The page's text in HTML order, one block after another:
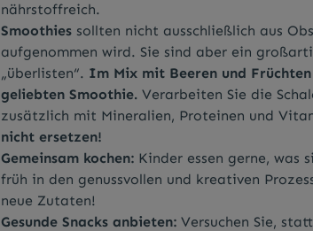
nährstoffreich.
Smoothiessollten nicht ausschließlich aus
aufgenommen wird. Sie sind aber ein
„überlisten“. Im Mix mit Beeren und Früchten
geliebten Smoothie.Verarbeiten Sie die
zusätzlich mit Mineralien, Proteinen und
nicht ersetzen!
Gemeinsam kochen:Kinder essen gerne, was
früh in den genussvollen und kreativen
neue Zutaten!
Gesunde Snacks anbieten:Versuchen Sie,